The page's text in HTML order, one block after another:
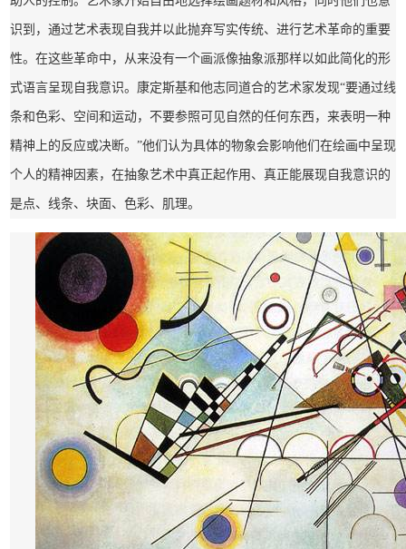
识到，通过艺术表现自我并以此抛弃写实传统、进行艺术革命的重要
性。在这些革命中，从来没有一个画派像抽象派那样以如此简化的形
式语言呈现自我意识。康定斯基和他志同道合的艺术家发现“要通过线
条和色彩、空间和运动，不要参照可见自然的任何东西，来表明一种
精神上的反应或决断。”他们认为具体的物象会影响他们在绘画中呈现
个人的精神因素，在抽象艺术中真正起作用、真正能展现自我意识的
是点、线条、块面、色彩、肌理。